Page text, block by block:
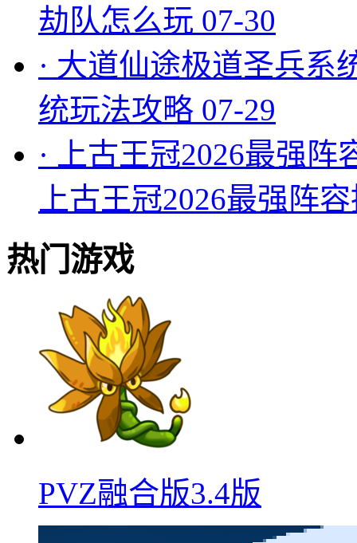
劫队怎么玩 07-30
· 大道仙途极道圣兵系
统玩法攻略 07-29
·
上古王冠2026最强
上古王冠2026最强阵
热门游戏
PVZ融合版3.4版